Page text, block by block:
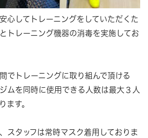
心してトレーニングをしていただくた
トレーニング機器の消毒を実施してお
でトレーニングに取り組んで頂ける
ムを同時に使用できる人数は最大３人
ます。
スタッフは常時マスク着用しておりま